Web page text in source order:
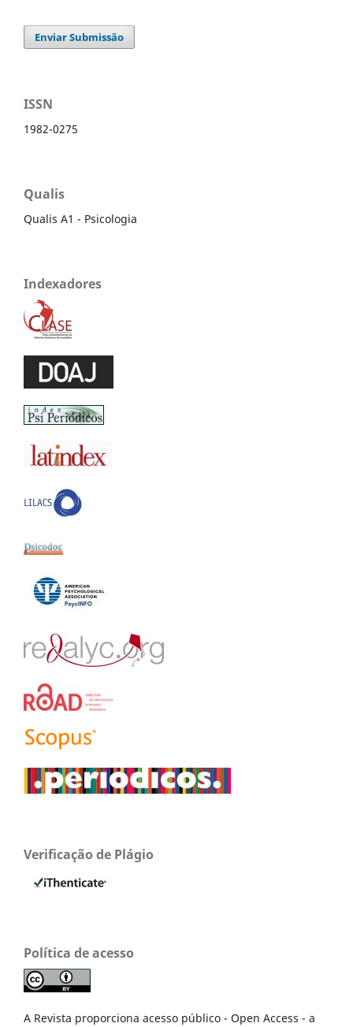
Enviar Submissão
ISSN
1982-0275
Qualis
Qualis A1 - Psicologia
Indexadores
Verificação de Plágio
Política de acesso
A Revista proporciona acesso público - Open Access - a